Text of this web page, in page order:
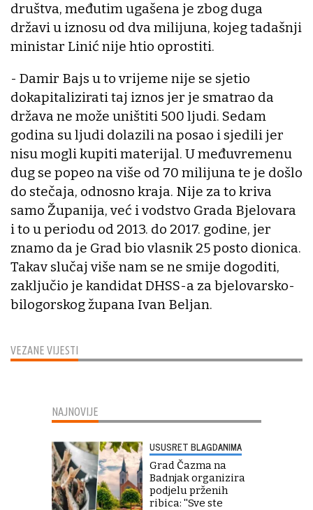
VEZANE VIJESTI
društva, međutim ugašena je zbog duga
državi u iznosu od dva milijuna, kojeg tadašnji
ministar Linić nije htio oprostiti.
- Damir Bajs u to vrijeme nije se sjetio
dokapitalizirati taj iznos jer je smatrao da
država ne može uništiti 500 ljudi. Sedam
godina su ljudi dolazili na posao i sjedili jer
nisu mogli kupiti materijal. U međuvremenu
dug se popeo na više od 70 milijuna te je došlo
do stečaja, odnosno kraja. Nije za to kriva
samo Županija, već i vodstvo Grada Bjelovara
i to u periodu od 2013. do 2017. godine, jer
znamo da je Grad bio vlasnik 25 posto dionica.
Takav slučaj više nam se ne smije dogoditi,
zaključio je kandidat DHSS-a za bjelovarsko-
bilogorskog župana Ivan Beljan.
NAJNOVIJE
USUSRET BLAGDANIMA
Grad Čazma na
Badnjak organizira
podjelu prženih
ribica: ''Sve ste